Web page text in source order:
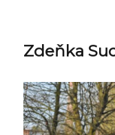
Zdeňka